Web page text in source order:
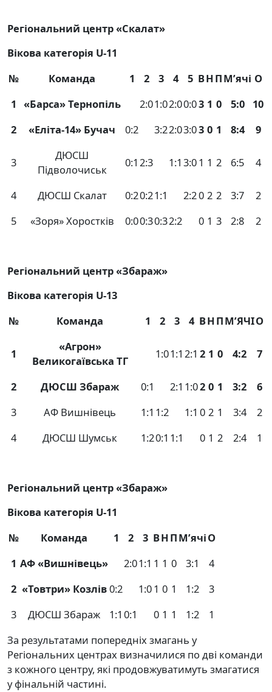
Регіональний центр «Скалат»
Вікова категорія U-11
№
Команда 1 2 3 4 5 ВНПМ’ячі О
1
«Барса» Тернопіль 2:01:02:00:03 1 0 5:0
10
2
«Еліта-14» Бучач 0:2 3:22:03:03 0 1 8:4 9
3
ДЮСШ
Підволочиськ
0:1 2:3 1:1 3:01 1 2 6:5 4
4 ДЮСШ Скалат 0:20:21:1 2:20 2 2 3:7
2
5
«Зоря» Хоростків 0:00:30:32:2 0 1 3 2:8 2
Регіональний центр «Збараж»
Вікова категорія U-13
№
Команда 1 2 3 4 ВНПМ’ЯЧІО
1
«Агрон»
Великогаївська ТГ
1:01:1 2:1 2 1 0 4:2 7
2 ДЮСШ Збараж 0:1 2:1 1:02 0 1 3:2
6
3
АФ Вишнівець 1:1 1:2 1:1 0 2 1 3:4
2
4
ДЮСШ Шумськ 1:20:1 1:1 0 1 2 2:4 1
Регіональний центр «Збараж»
Вікова категорія U-11
№
Команда 1 2 3 ВНПМ’ячіО
1 АФ «Вишнівець» 2:01:1 1 1 0 3:1
4
2 «Товтри» Козлів0:2 1:01 0 1 1:2
3
3
ДЮСШ Збараж 1:1 0:1 0 1 1 1:2
1
За результатами попередніх змагань у
Регіональних центрах визначилися по дві команди
з кожного центру, які продовжуватимуть змагатися
у фінальній частині.